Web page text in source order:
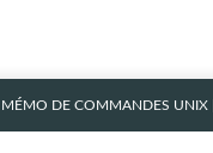
MÉMO DE COMMANDES UNIX|